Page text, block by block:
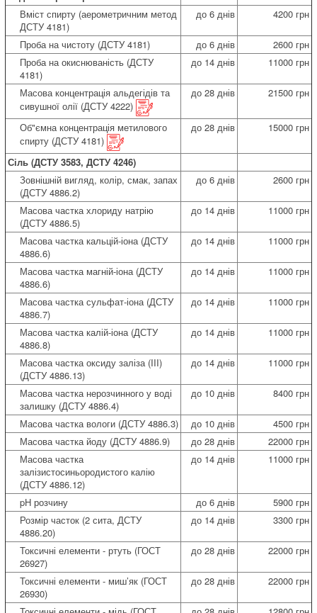
Вміст спирту (аерометричним метод
ДСТУ 4181)
до 6 днів 4200 грн
Проба на чистоту (ДСТУ 4181) до 6 днів
2600 грн
Проба на окиснюваність (ДСТУ
4181)
до 14 днів 11000 грн
Масова концентрація альдегідів та
сивушної олії (ДСТУ 4222)
до 28 днів 21500 грн
Об"ємна концентрація метилового
спирту (ДСТУ 4181)
до 28 днів 15000 грн
Сіль (ДСТУ 3583, ДСТУ 4246)
Зовнішній вигляд, колір, смак, запах
(ДСТУ 4886.2)
до 6 днів 2600 грн
Масова частка хлориду натрію
(ДСТУ 4886.5)
до 14 днів 11000 грн
Масова частка кальцій-іона (ДСТУ
4886.6)
до 14 днів 11000 грн
Масова частка магній-іона (ДСТУ
4886.6)
до 14 днів 11000 грн
Масова частка сульфат-іона (ДСТУ
4886.7)
до 14 днів 11000 грн
Масова частка калій-іона (ДСТУ
4886.8)
до 14 днів 11000 грн
Масова частка оксиду заліза (III)
(ДСТУ 4886.13)
до 14 днів 11000 грн
Масова частка нерозчинного у воді
залишку (ДСТУ 4886.4)
до 10 днів 8400 грн
Масова частка вологи (ДСТУ 4886.3) до 10 днів
4500 грн
Масова частка йоду (ДСТУ 4886.9)
до 28 днів
22000 грн
Масова частка
залізистосиньородистого калію
(ДСТУ 4886.12)
до 14 днів 11000 грн
pH розчину до 6 днів
5900 грн
Розмір часток (2 сита, ДСТУ
4886.20)
до 14 днів 3300 грн
Токсичні елементи - ртуть (ГОСТ
26927)
до 28 днів 22000 грн
Токсичні елементи - миш’як (ГОСТ
26930)
до 28 днів 22000 грн